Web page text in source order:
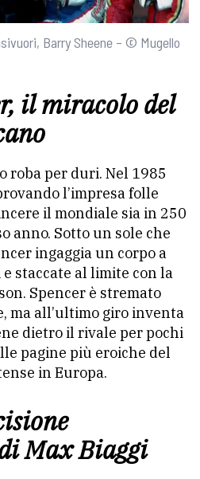
Barry Sheene – © Mugello
il miracolo del
roba per duri. Nel 1985
l’impresa folle
il mondiale sia in 250
anno. Sotto un sole che
ingaggia un corpo a
staccate al limite con la
Spencer è stremato
ma all’ultimo giro inventa
dietro il rivale per pochi
pagine più eroiche del
in Europa.
Max Biaggi